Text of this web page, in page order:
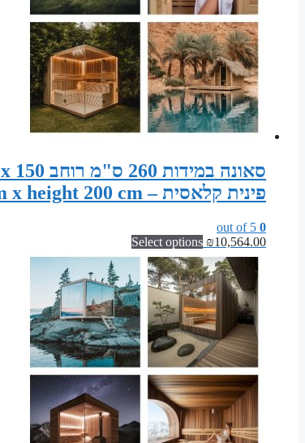
פינית קלאסית – Sauna width 260 cm x depth 150 cm x height 200 cm
0
₪10,564.00
Select options